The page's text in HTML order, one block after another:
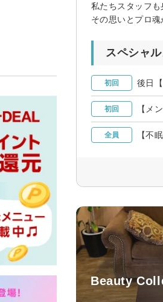
私たちスタッフ
その思いとプロ
スペシャ
初回
初回
全員 【不
Beauty